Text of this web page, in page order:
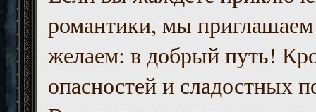
романтики, мы приглашаем
желаем: в добрый путь!
опасностей и сладостных